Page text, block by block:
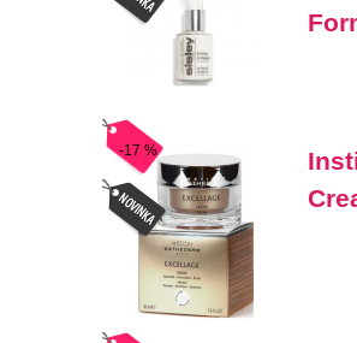
-17 %